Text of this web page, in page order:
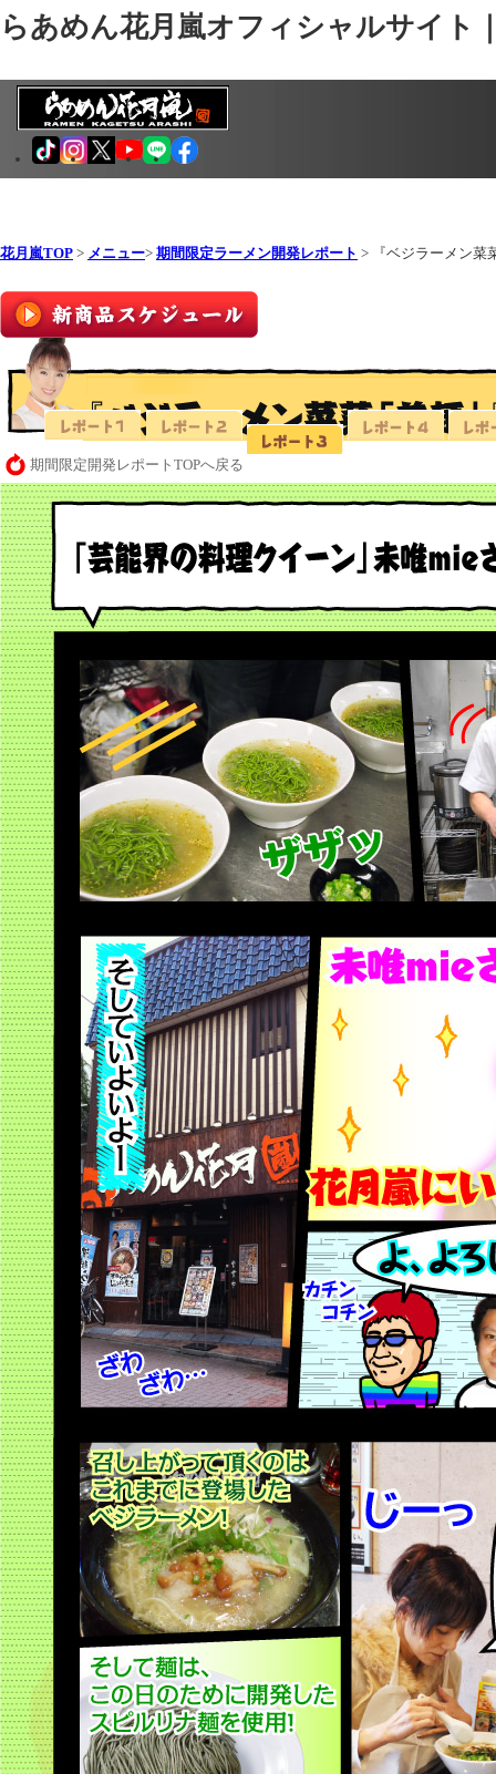
らあめん花月嵐オフィシャルサイト
花月嵐TOP > メニュー> 期間限定ラーメン開発レポート > 『ベジラーメン菜
期間限定開発レポートTOPへ戻る